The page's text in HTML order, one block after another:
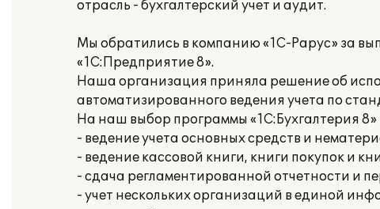
отрасль - бухгалтерский учет и аудит.
Мы обратились в компанию «1С-Рарус» за
«1С:Предприятие 8».
Наша организация приняла решение об
автоматизированного ведения учета по
На наш выбор программы «1С:Бухгалтерия
- ведение учета основных средств и
- ведение кассовой книги, книги покупок и
- сдача регламентированной отчетности и
- учет нескольких организаций в единой